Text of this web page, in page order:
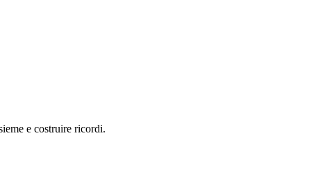
e costruire ricordi.